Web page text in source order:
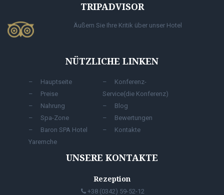
TRIPADVISOR
Äußern Sie Ihre Kritik über unser Hotel
NÜTZLICHE LINKEN
Hauptseite
Preise
Nahrung
Spa-Zone
Baron SPA Hotel
Yaremche
Konferenz-
Service(die Konferenz)
Blog
Bewertungen
Kontakte
UNSERE KONTAKTE
Rezeption
+38 (0342) 59-52-12